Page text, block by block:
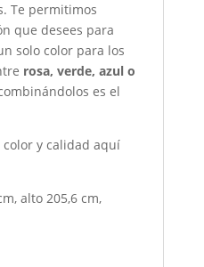
Te permitimos
que desees para
solo color para los
rosa, verde, azul o
es el
color y calidad aquí
alto 205,6 cm,